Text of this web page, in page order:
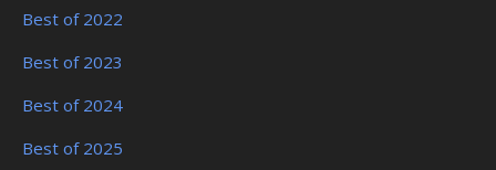
Best of 2022
Best of 2023
Best of 2024
Best of 2025